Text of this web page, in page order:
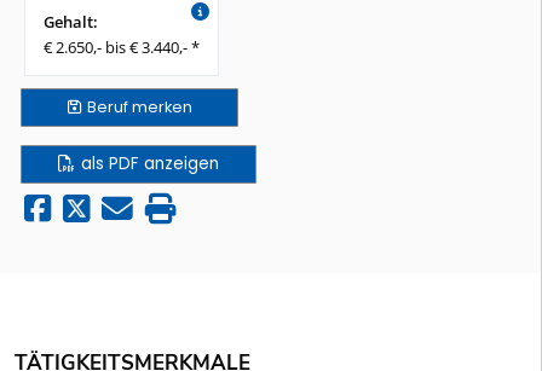
Gehalt:
€ 2.650,- bis € 3.440,- *
Berufmerken
als PDF anzeigen
TÄTIGKEITSMERKMALE